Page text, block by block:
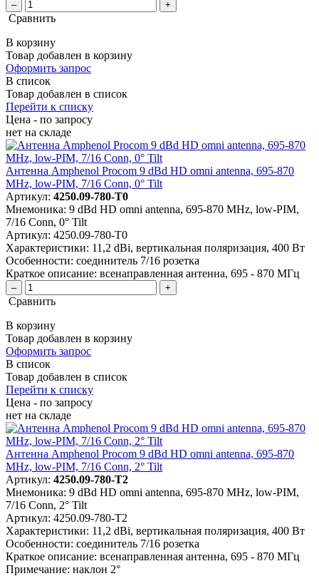
– +
Сравнить
В корзину
Товар добавлен в корзину
Оформить запрос
В список
Товар добавлен в список
Перейти к списку
Цена - по запросу
нет на складе
Антенна Amphenol Procom 9 dBd HD omni antenna, 695-870
MHz, low-PIM, 7/16 Conn, 0° Tilt
Артикул: 4250.09-780-T0
Мнемоника: 9 dBd HD omni antenna, 695-870 MHz, low-PIM,
7/16 Conn, 0° Tilt
Артикул: 4250.09-780-T0
Характеристики: 11,2 dBi, вертикальная поляризация, 400 Вт
Особенности: соединитель 7/16 розетка
Краткое описание: всенаправленная антенна, 695 - 870 МГц
– +
Сравнить
В корзину
Товар добавлен в корзину
Оформить запрос
В список
Товар добавлен в список
Перейти к списку
Цена - по запросу
нет на складе
Антенна Amphenol Procom 9 dBd HD omni antenna, 695-870
MHz, low-PIM, 7/16 Conn, 2° Tilt
Артикул: 4250.09-780-T2
Мнемоника: 9 dBd HD omni antenna, 695-870 MHz, low-PIM,
7/16 Conn, 2° Tilt
Артикул: 4250.09-780-T2
Характеристики: 11,2 dBi, вертикальная поляризация, 400 Вт
Особенности: соединитель 7/16 розетка
Краткое описание: всенаправленная антенна, 695 - 870 МГц
Примечание: наклон 2°